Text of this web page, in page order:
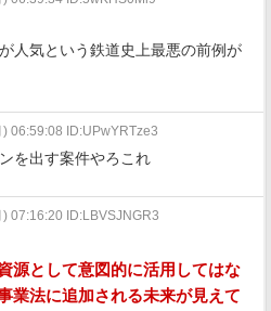
人気という鉄道史上最悪の前例が
06:59:08 ID:UPwYRTze3
を出す案件やろこれ
07:16:20 ID:LBVSJNGR3
源として意図的に活用してはな
業法に追加される未来が見えて